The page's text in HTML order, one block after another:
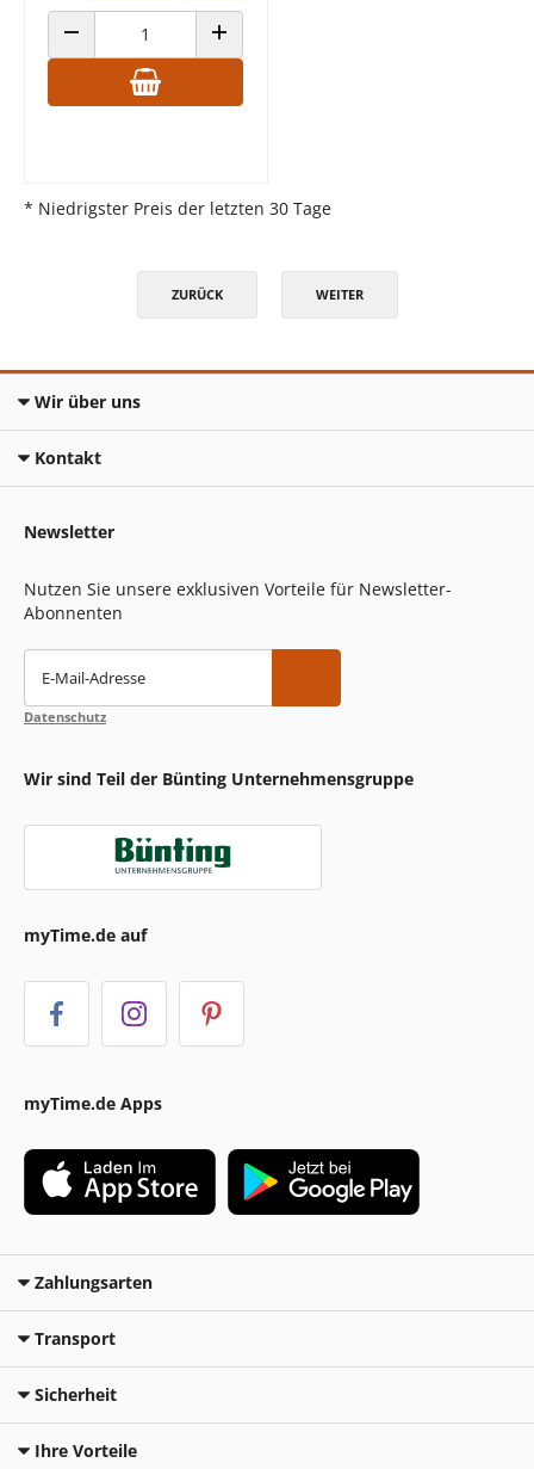
ANZAHL VERRINGERN ANZAHL ERHÖHEN
* Niedrigster Preis der letzten 30 Tage
ZURÜCK WEITER
Wir über uns
Kontakt
Newsletter
Nutzen Sie unsere exklusiven Vorteile für Newsletter-
Abonnenten
E-Mail-Adresse
Datenschutz
Wir sind Teil der Bünting Unternehmensgruppe
myTime.de auf
myTime.de Apps
Zahlungsarten
Transport
Sicherheit
Ihre Vorteile